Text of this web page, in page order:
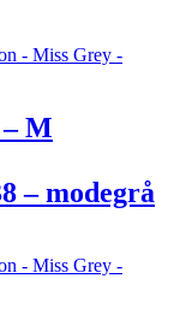
M
– modegrå